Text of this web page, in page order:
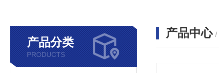
产品分类
PRODUCTS
产品中心 /